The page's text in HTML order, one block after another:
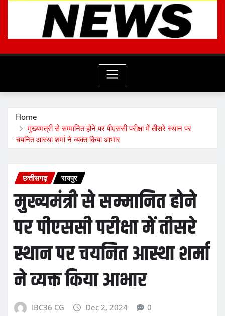
Home
मुख्यमंत्री से सम्मानित होने पर पीएससी परीक्षा में तीसरे स्थान पर
चयनित आस्था शर्मा ने व्यक्त किया आभार
छत्तीसगढ़ रायपुर
मुख्यमंत्री से सम्मानित होने
पर पीएससी परीक्षा में तीसरे
स्थान पर चयनित आस्था शर्मा
ने व्यक्त किया आभार
IBC36 CG Dec 2, 2024 0